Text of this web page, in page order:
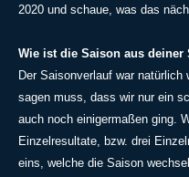
2020 und schaue, was das
Wie ist die Saison aus deiner
Der Saisonverlauf war
sagen muss, dass wir nur ein
auch noch einigermaßen ging.
Einzelresultate, bzw. drei
eins, welche die Saison